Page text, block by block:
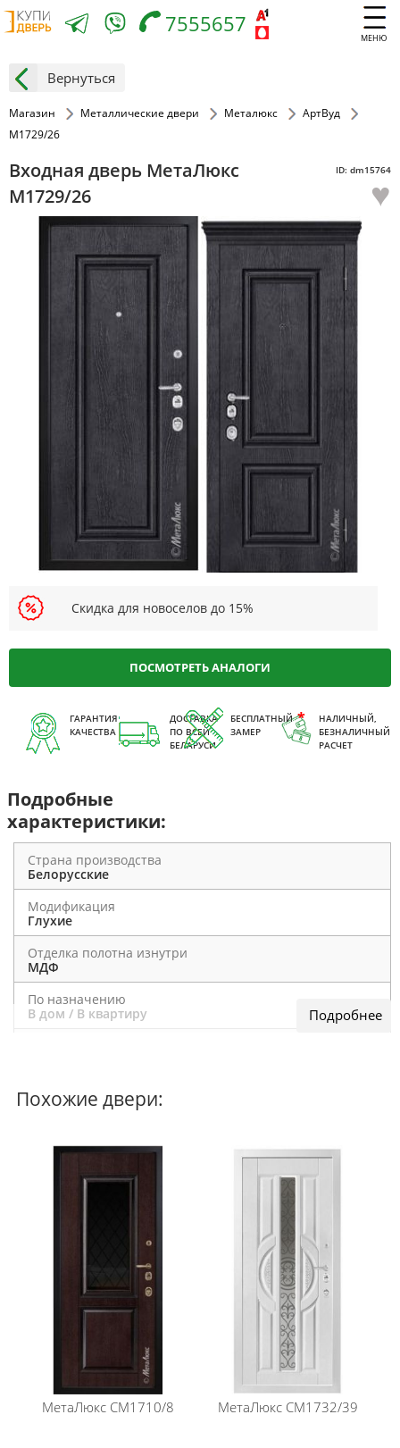
МЕНЮ
7555657
Вернуться
Магазин Металлические двери Металюкс
АртВуд
М1729/26
Входная дверь МетаЛюкс
М1729/26
ID: dm15764
♥
Скидка для новоселов до 15%
ПОСМОТРЕТЬ АНАЛОГИ
ГАРАНТИЯ
КАЧЕСТВА
ДОСТАВКА
ПО ВСЕЙ
БЕЛАРУСИ
БЕСПЛАТНЫЙ
ЗАМЕР
НАЛИЧНЫЙ,
БЕЗНАЛИЧНЫЙ
РАСЧЕТ
Подробные
характеристики:
Страна производства
Белорусские
Модификация
Глухие
Отделка полотна изнутри
МДФ
По назначению
В дом / В квартиру
Отделка полотна снаружи
МДФ
Общие характеристики
Установка: Квартира/ Улица
Покрытие : краска "Муар", цвет белый/ краска
"Шагрень", цвет белый (выбор по таблице)
Толщина металла полотна: 1,5 мм
Толщина металла короба: 1,8 мм
Отделка снаружи: ArtWood panel 16 мм "Графит",
патина (цвет на выбор)
Отделка внутри: ArtWood panel 16 мм "Графит",
патина (цвет на выбор)/ Панель МДФ 16 мм
(влагостойкая), эмаль (цвет на выбор)
Похожие двери:
МетаЛюксСМ1710/8 МетаЛюксСМ1732/39